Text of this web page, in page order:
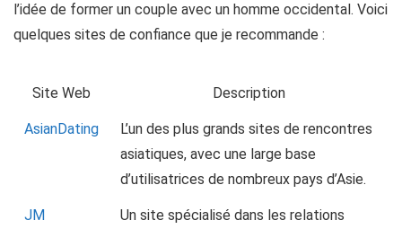
l’idée de former un couple avec un homme occidental. Voici
quelques sites de confiance que je recommande :
Site Web Description
AsianDating
L’un des plus grands sites de rencontres
asiatiques, avec une large base
d’utilisatrices de nombreux pays d’Asie.
JM
Un site spécialisé dans les relations